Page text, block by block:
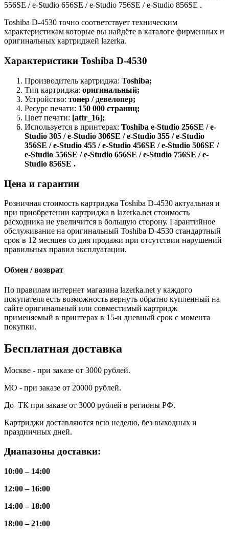
556SE / e-Studio 656SE / e-Studio 756SE / e-Studio 856SE .
Toshiba D-4530 точно соответствует техническим
характеристикам которые вы найдёте в каталоге фирменных и
оригинальных картриджей lazerka.
Характеристики Toshiba D-4530
Производитель картриджа: Toshiba;
Тип картриджа: оригинальный;
Устройство: тонер / девелопер;
Ресурс печати: 150 000 страниц;
Цвет печати: [attr_16];
Используется в принтерах: Toshiba e-Studio 256SE / e-
Studio 305 / e-Studio 306SE / e-Studio 355 / e-Studio
356SE / e-Studio 455 / e-Studio 456SE / e-Studio 506SE /
e-Studio 556SE / e-Studio 656SE / e-Studio 756SE / e-
Studio 856SE .
Цена и гарантии
Розничная стоимость картриджа Toshiba D-4530 актуальная и
при приобретении картриджа в lazerka.net стоимость
расходника не увеличится в большую сторону. Гарантийное
обслуживание на оригинальный Toshiba D-4530 стандартный
срок в 12 месяцев со дня продажи при отсутствии нарушений
правильных правил эксплуатации.
Обмен / возврат
По правилам интернет магазина lazerka.net у каждого
покупателя есть возможность вернуть обратно купленный на
сайте оригинальный или совместимый картридж
применяемый в принтерах в 15-и дневный срок с момента
покупки.
Бесплатная доставка
Москве - при заказе от 3000 рублей.
МО - при заказе от 20000 рублей.
До ТК при заказе от 3000 рублей в регионы РФ.
Картриджи доставляются всю неделю, без выходных и
праздничных дней.
Диапазоны доставки:
10:00 – 14:00
12:00 – 16:00
14:00 – 18:00
18:00 – 21:00